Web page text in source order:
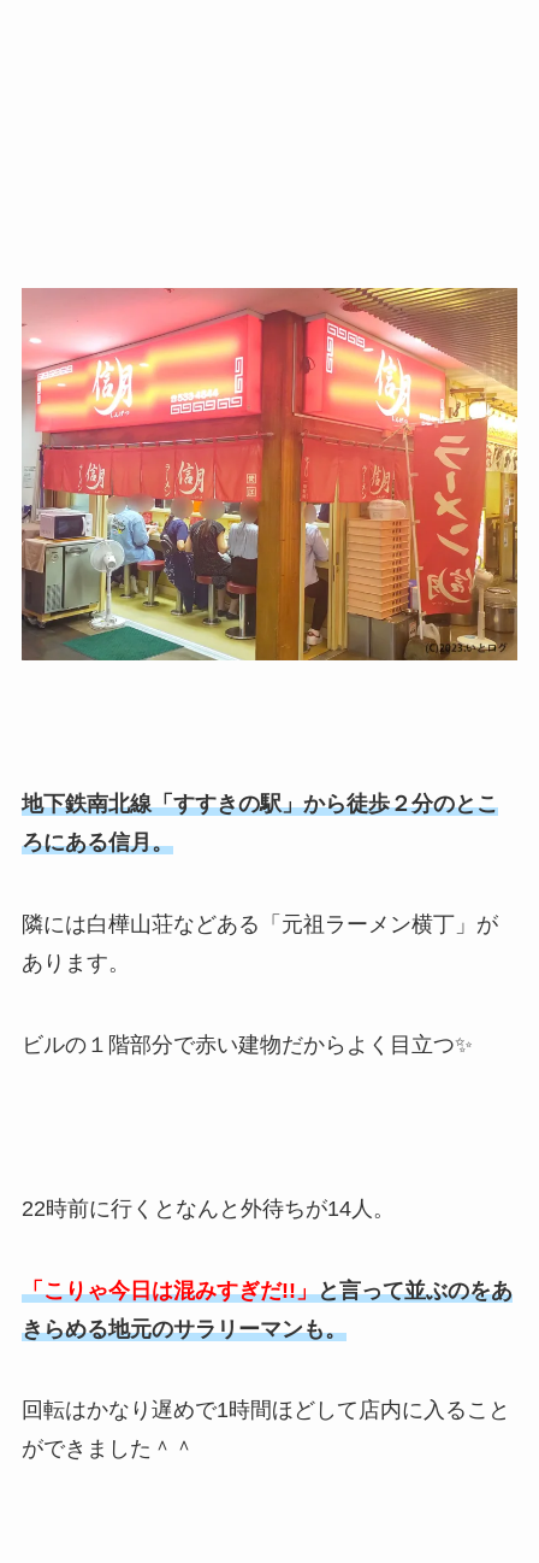
地下鉄南北線「すすきの駅」から徒歩２分のとこ
ろにある信月。
隣には白樺山荘などある「元祖ラーメン横丁」が
あります。
ビルの１階部分で赤い建物だからよく目立つ✨
22時前に行くとなんと外待ちが14人。
「こりゃ今日は混みすぎだ!!」と言って並ぶのをあ
きらめる地元のサラリーマンも。
回転はかなり遅めで1時間ほどして店内に入ること
ができました＾＾